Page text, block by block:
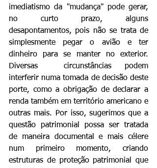
imediatismo da "mudança" pode gerar,
no curto prazo, alguns
desapontamentos, pois não se trata de
simplesmente pegar o avião e ter
dinheiro para se manter no exterior.
Diversas  circunstâncias podem
interferir numa tomada de decisão deste
porte, como a obrigação de declarar a
renda também em território americano e
outras mais. Por isso, sugerimos que a
questão patrimonial possa ser tratada
de maneira documental e mais célere
num primeiro momento, criando
estruturas de proteção patrimonial que